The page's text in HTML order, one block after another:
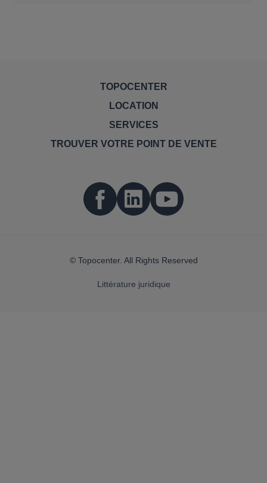
TOPOCENTER
LOCATION
SERVICES
TROUVER VOTRE POINT DE VENTE
© Topocenter. All Rights Reserved
Littérature juridique